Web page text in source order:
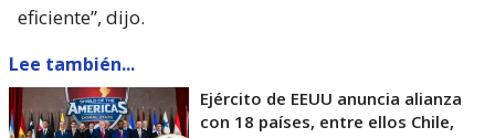
eficiente”, dijo.
Lee también...
Ejército de EEUU anuncia alianza
con 18 países, entre ellos Chile,